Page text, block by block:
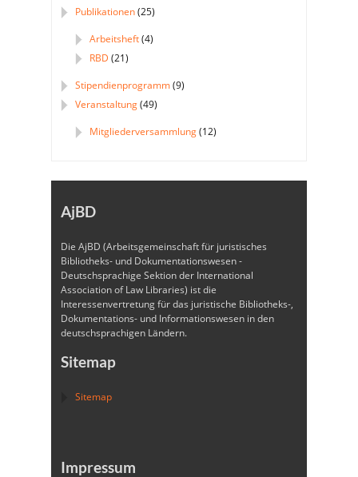
Publikationen(25)
Arbeitsheft(4)
RBD (21)
Stipendienprogramm(9)
Veranstaltung(49)
Mitgliederversammlung(12)
AjBD
Die AjBD (Arbeitsgemeinschaft für juristisches
Bibliotheks- und Dokumentationswesen -
Deutschsprachige Sektion der International
Association of Law Libraries) ist die
Interessenvertretung für das juristische Bibliotheks-,
Dokumentations- und Informationswesen in den
deutschsprachigen Ländern.
Sitemap
Sitemap
Impressum